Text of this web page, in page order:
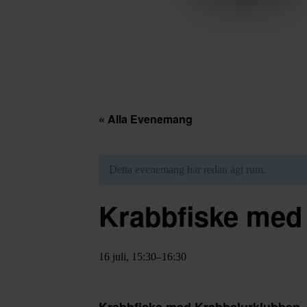
« Alla Evenemang
Detta evenemang har redan ägt rum.
Krabbfiske
16 juli, 15:30–16:30